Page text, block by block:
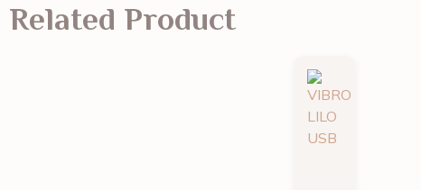
Related Product